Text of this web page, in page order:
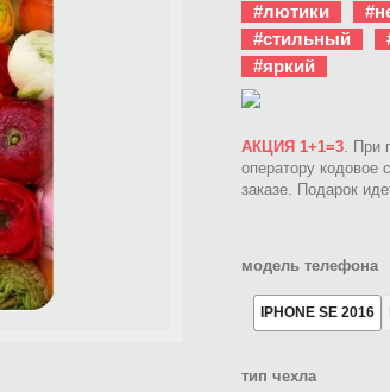
#лютики
#стильный
#яркий
АКЦИЯ 1+1=3. При
оператору кодовое
заказе. Подарок
модель телефона
IPHONE SE 2016
тип чехла